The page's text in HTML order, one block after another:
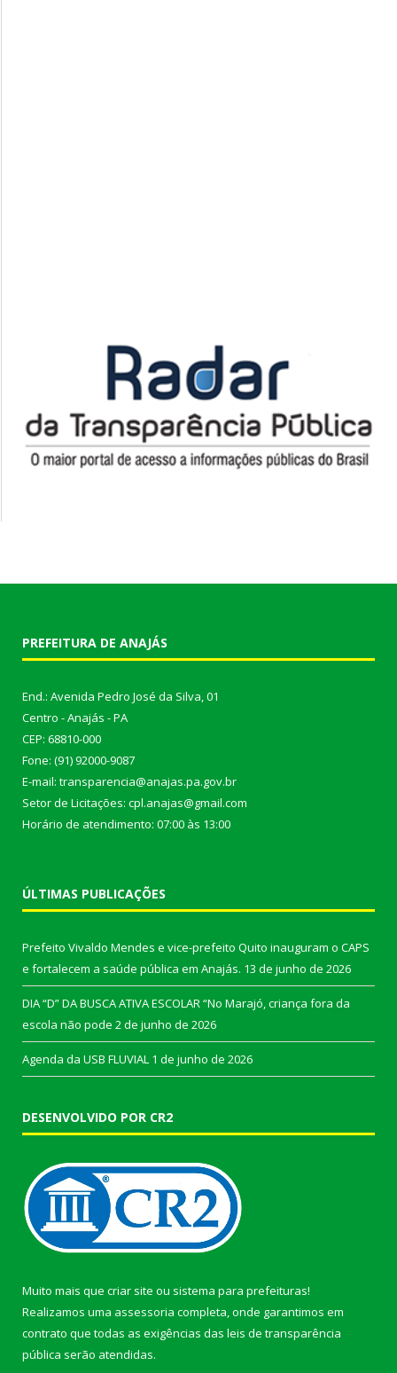
PREFEITURA DE ANAJÁS
End.: Avenida Pedro José da Silva, 01
Centro - Anajás - PA
CEP: 68810-000
Fone: (91) 92000-9087
E-mail: transparencia@anajas.pa.gov.br
Setor de Licitações: cpl.anajas@gmail.com
Horário de atendimento: 07:00 às 13:00
ÚLTIMAS PUBLICAÇÕES
Prefeito Vivaldo Mendes e vice-prefeito Quito inauguram o CAPS
e fortalecem a saúde pública em Anajás. 13 de junho de 2026
DIA “D” DA BUSCA ATIVA ESCOLAR “No Marajó, criança fora da
escola não pode 2 de junho de 2026
Agenda da USB FLUVIAL 1 de junho de 2026
DESENVOLVIDO POR CR2
Muito mais que criar site ou sistema para prefeituras!
Realizamos uma assessoria completa, onde garantimos em
contrato que todas as exigências das leis de transparência
pública serão atendidas.